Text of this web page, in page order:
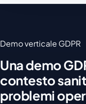
Demo verticale GDPR
Una demo
contesto
problemi